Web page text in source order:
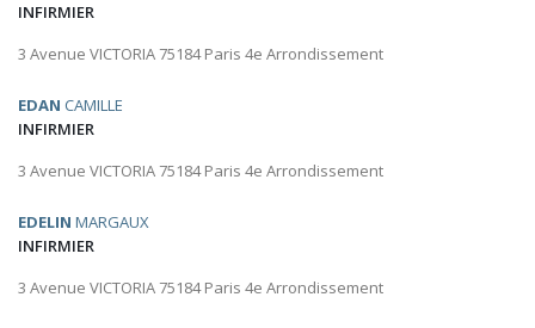
INFIRMIER
3 Avenue VICTORIA 75184 Paris 4e Arrondissement
EDAN CAMILLE
INFIRMIER
3 Avenue VICTORIA 75184 Paris 4e Arrondissement
EDELIN MARGAUX
INFIRMIER
3 Avenue VICTORIA 75184 Paris 4e Arrondissement